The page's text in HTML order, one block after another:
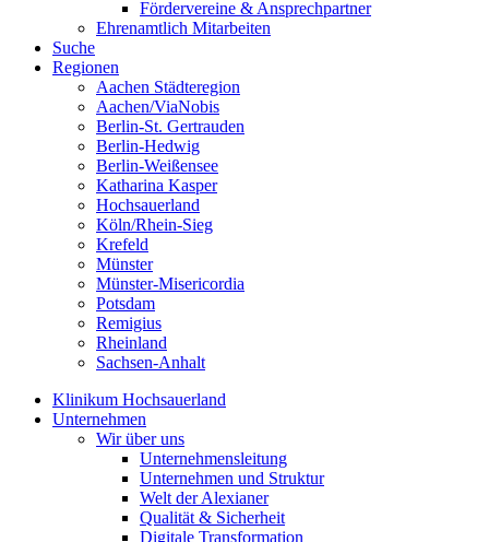
Fördervereine & Ansprechpartner
Ehrenamtlich Mitarbeiten
Suche
Regionen
Aachen Städteregion
Aachen/ViaNobis
Berlin-St. Gertrauden
Berlin-Hedwig
Berlin-Weißensee
Katharina Kasper
Hochsauerland
Köln/Rhein-Sieg
Krefeld
Münster
Münster-Misericordia
Potsdam
Remigius
Rheinland
Sachsen-Anhalt
Klinikum Hochsauerland
Unternehmen
Wir über uns
Unternehmensleitung
Unternehmen und Struktur
Welt der Alexianer
Qualität & Sicherheit
Digitale Transformation